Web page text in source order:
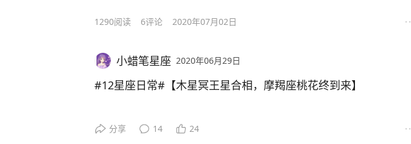
对于狮子座来说，机会固然重要，但是还是需要一定的时间去辨别
果将自己的精力随随便便放在某一个项目上，只会浪费自己的时间
和精力。选择好方向才能够不辜负后续的努力。
1290阅读 6评论 2020年07月02日
小蜡笔星座 2020年06月29日
#12星座日常#【木星冥王星合相，摩羯座桃花终到来】
摩羯座总是思绪过重，想的很多，现在的相位可以对于摩羯座纷杂
分享 14 24